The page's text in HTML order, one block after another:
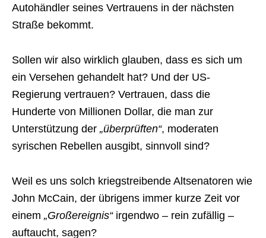
Autohändler seines Vertrauens in der nächsten
Straße bekommt.
Sollen wir also wirklich glauben, dass es sich um
ein Versehen gehandelt hat? Und der US-
Regierung vertrauen? Vertrauen, dass die
Hunderte von Millionen Dollar, die man zur
Unterstützung der „überprüften“, moderaten
syrischen Rebellen ausgibt, sinnvoll sind?
Weil es uns solch kriegstreibende Altsenatoren wie
John McCain, der übrigens immer kurze Zeit vor
einem „Großereignis“irgendwo – rein zufällig –
auftaucht, sagen?